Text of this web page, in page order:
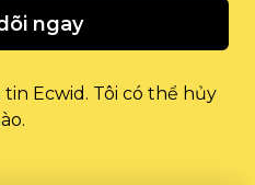
ngay
Ecwid. Tôi có thể hủy